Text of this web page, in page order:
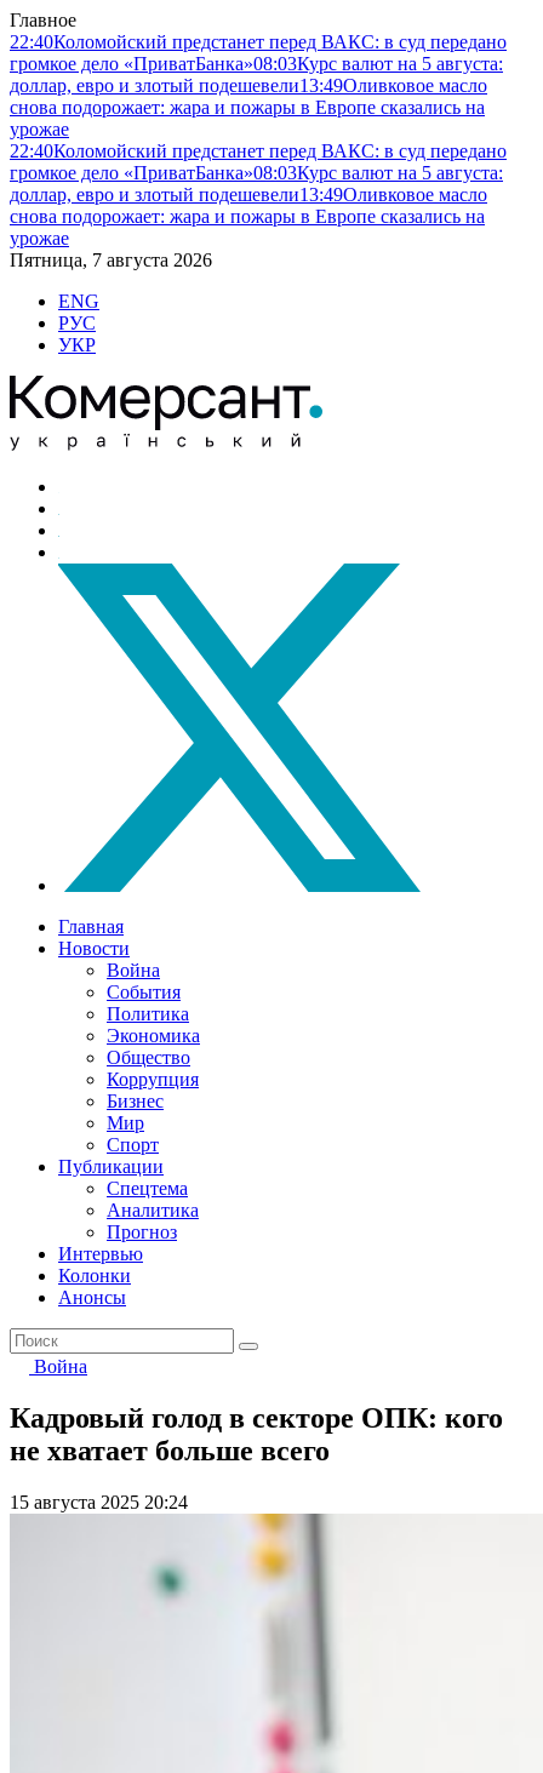
Главное
22:40Коломойский предстанет перед ВАКС: в суд передано
громкое дело «ПриватБанка»08:03Курс валют на 5 августа:
доллар, евро и злотый подешевели13:49Оливковое масло
снова подорожает: жара и пожары в Европе сказались на
урожае
22:40Коломойский предстанет перед ВАКС: в суд передано
громкое дело «ПриватБанка»08:03Курс валют на 5 августа:
доллар, евро и злотый подешевели13:49Оливковое масло
снова подорожает: жара и пожары в Европе сказались на
урожае
Пятница, 7 августа 2026
ENG
РУС
УКР
Главная
Новости
Война
События
Политика
Экономика
Общество
Коррупция
Бизнес
Мир
Спорт
Публикации
Спецтема
Аналитика
Прогноз
Интервью
Колонки
Анонсы
Война
Кадровый голод в секторе ОПК: кого
не хватает больше всего
15 августа 2025 20:24